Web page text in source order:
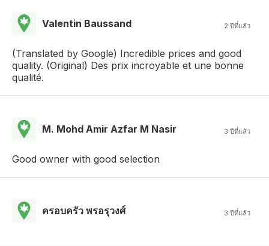
Valentin Baussand 2 ปีที่แล้ว
(Translated by Google) Incredible prices and good
quality. (Original) Des prix incroyable et une bonne
qualité.
M. Mohd Amir Azfar M Nasir 3 ปีที่แล้ว
Good owner with good selection
ครอบครัว พรอรุวงศ์ 3 ปีที่แล้ว